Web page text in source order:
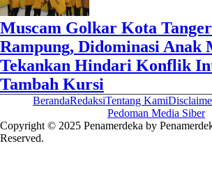
Muscam Golkar Kota
Rampung, Didominasi Anak
Tekankan Hindari Konflik
Tambah Kursi
BerandaRedaksiTentang Kami
Pedoman Media Siber
Copyright © 2025 Penamerdeka by
Reserved.